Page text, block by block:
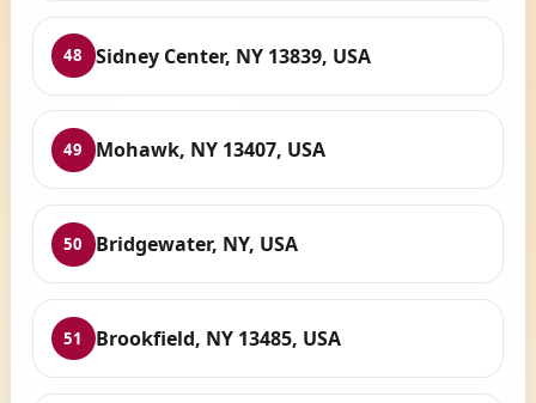
48 Sidney Center, NY 13839, USA
49 Mohawk, NY 13407, USA
50 Bridgewater, NY, USA
51 Brookfield, NY 13485, USA